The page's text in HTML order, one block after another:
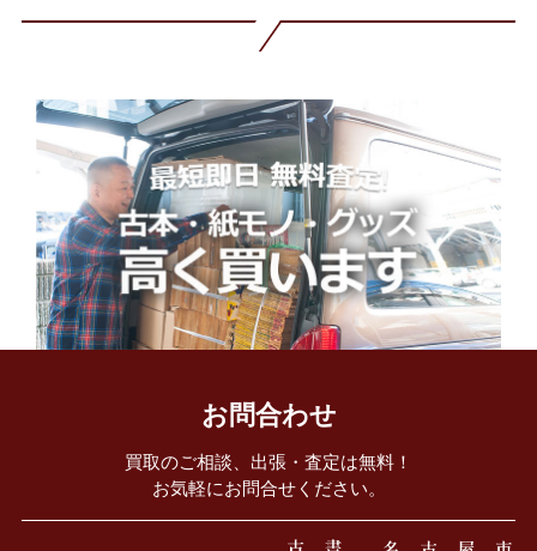
お問合わせ
買取のご相談、出張・査定は無料！
お気軽にお問合せください。